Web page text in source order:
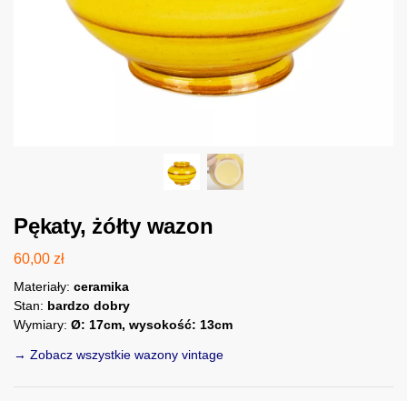
Pękaty, żółty wazon
60,00 zł
Materiały: ceramika
Stan: bardzo dobry
Wymiary: Ø: 17cm, wysokość: 13cm
→ Zobacz wszystkie wazony vintage